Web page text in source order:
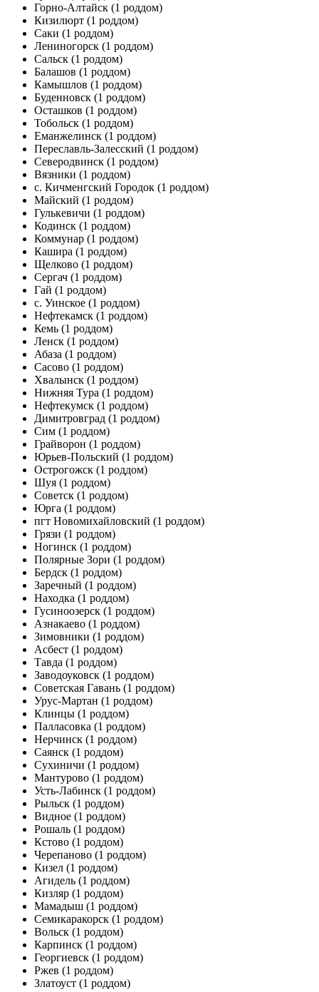
Горно-Алтайск (1 роддом)
Кизилюрт (1 роддом)
Саки (1 роддом)
Лениногорск (1 роддом)
Сальск (1 роддом)
Балашов (1 роддом)
Камышлов (1 роддом)
Буденновск (1 роддом)
Осташков (1 роддом)
Тобольск (1 роддом)
Еманжелинск (1 роддом)
Переславль-Залесский (1 роддом)
Северодвинск (1 роддом)
Вязники (1 роддом)
с. Кичменгский Городок (1 роддом)
Майский (1 роддом)
Гулькевичи (1 роддом)
Кодинск (1 роддом)
Коммунар (1 роддом)
Кашира (1 роддом)
Щелково (1 роддом)
Сергач (1 роддом)
Гай (1 роддом)
с. Уинское (1 роддом)
Нефтекамск (1 роддом)
Кемь (1 роддом)
Ленск (1 роддом)
Абаза (1 роддом)
Сасово (1 роддом)
Хвалынск (1 роддом)
Нижняя Тура (1 роддом)
Нефтекумск (1 роддом)
Димитровград (1 роддом)
Сим (1 роддом)
Грайворон (1 роддом)
Юрьев-Польский (1 роддом)
Острогожск (1 роддом)
Шуя (1 роддом)
Советск (1 роддом)
Юрга (1 роддом)
пгт Новомихайловский (1 роддом)
Грязи (1 роддом)
Ногинск (1 роддом)
Полярные Зори (1 роддом)
Бердск (1 роддом)
Заречный (1 роддом)
Находка (1 роддом)
Гусиноозерск (1 роддом)
Азнакаево (1 роддом)
Зимовники (1 роддом)
Асбест (1 роддом)
Тавда (1 роддом)
Заводоуковск (1 роддом)
Советская Гавань (1 роддом)
Урус-Мартан (1 роддом)
Клинцы (1 роддом)
Палласовка (1 роддом)
Нерчинск (1 роддом)
Саянск (1 роддом)
Сухиничи (1 роддом)
Мантурово (1 роддом)
Усть-Лабинск (1 роддом)
Рыльск (1 роддом)
Видное (1 роддом)
Рошаль (1 роддом)
Кстово (1 роддом)
Черепаново (1 роддом)
Кизел (1 роддом)
Агидель (1 роддом)
Кизляр (1 роддом)
Мамадыш (1 роддом)
Семикаракорск (1 роддом)
Вольск (1 роддом)
Карпинск (1 роддом)
Георгиевск (1 роддом)
Ржев (1 роддом)
Златоуст (1 роддом)